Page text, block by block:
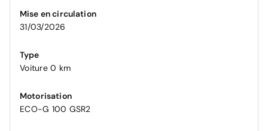
Mise en circulation
31/03/2026
Type
Voiture 0 km
Motorisation
ECO-G 100 GSR2